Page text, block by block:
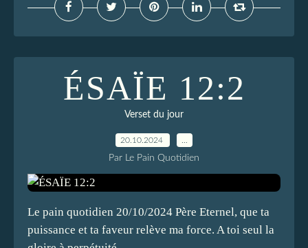
ÉSAÏE 12:2
Verset du jour
20.10.2024
Par Le Pain Quotidien
Le pain quotidien 20/10/2024 Père Eternel, que ta
puissance et ta faveur relève ma force. A toi seul la